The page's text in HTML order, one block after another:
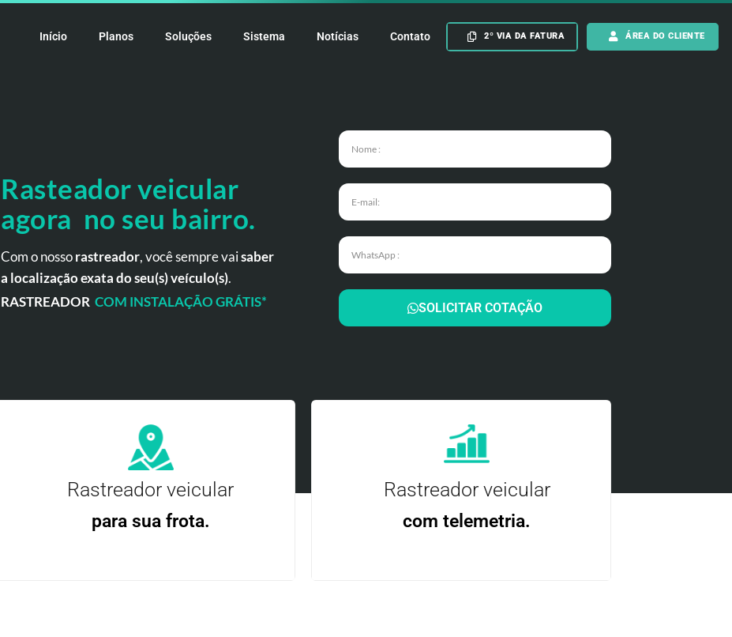
Início Planos Soluções Sistema Notícias Contato 2º VIA DA FATURA ÁREA DO CLIENTE
Rasteador veicular
agora no seu bairro.
Com o nossorastreador, você sempre vaisaber
a localização exata do seu(s) veículo(s).
RASTREADOR COM INSTALAÇÃO GRÁTIS* SOLICITAR COTAÇÃO
Rastreador veicular
para sua frota.
Rastreador veicular
com telemetria.